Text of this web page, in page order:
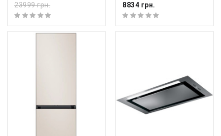
23999 грн. 8834 грн.